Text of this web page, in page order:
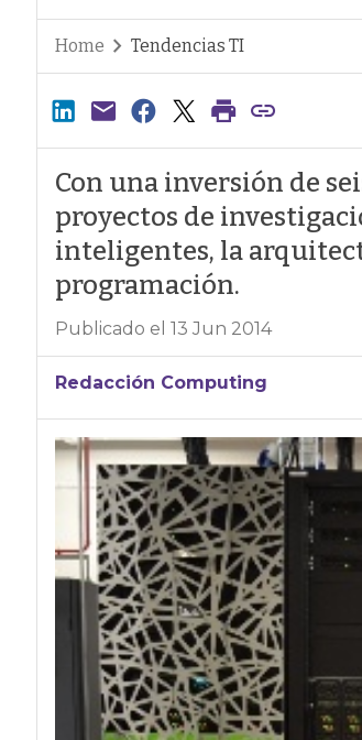
Home Tendencias TI
Con una inversión de
proyectos de
inteligentes, la
programación.
Publicado el 13 Jun 2014
Redacción Computing